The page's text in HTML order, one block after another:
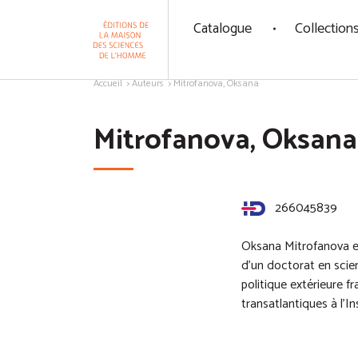
Catalogue
Accueil Auteurs Mitrofanova, Oksana
Mitrofanova, Oksana
266045839
Oksana Mitrofanova
d’un doctorat en
politique extérieure
transatlantiques à